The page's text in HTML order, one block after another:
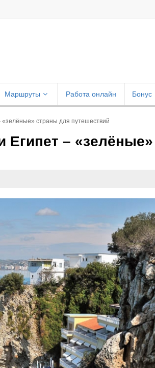
Маршруты Работа онлайн Бонус
«зелёные» страны для путешествий
Египет – «зелёные»